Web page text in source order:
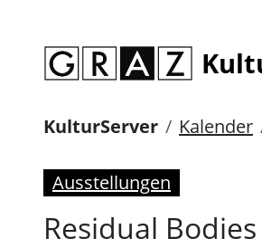
KulturServer Kalender
Ausstellungen
Residual Bodies